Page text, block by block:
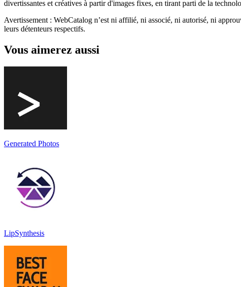
divertissantes et créatives à partir d'images fixes, en tirant parti de la
Avertissement : WebCatalog n’est ni affilié, ni associé, ni autorisé, ni
leurs détenteurs respectifs.
Vous aimerez aussi
Generated Photos
LipSynthesis